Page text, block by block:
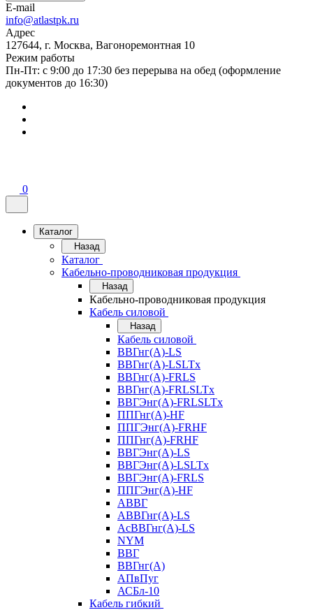
E-mail
info@atlastpk.ru
Адрес
127644, г. Москва, Вагоноремонтная 10
Режим работы
Пн-Пт: с 9:00 до 17:30 без перерыва на обед (оформление
документов до 16:30)
0
Каталог
Назад
Каталог
Кабельно-проводниковая продукция
Назад
Кабельно-проводниковая продукция
Кабель силовой
Назад
Кабель силовой
ВВГнг(А)-LS
ВВГнг(А)-LSLTx
ВВГнг(А)-FRLS
ВВГнг(А)-FRLSLTx
ВВГЭнг(А)-FRLSLTx
ППГнг(А)-HF
ППГЭнг(А)-FRHF
ППГнг(А)-FRHF
ВВГЭнг(А)-LS
ВВГЭнг(А)-LSLTx
ВВГЭнг(А)-FRLS
ППГЭнг(А)-HF
АВВГ
АВВГнг(А)-LS
АсВВГнг(А)-LS
NYM
ВВГ
ВВГнг(А)
АПвПуг
АСБл-10
Кабель гибкий